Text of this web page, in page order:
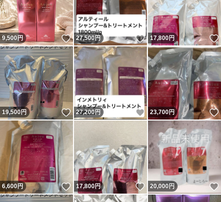
9,500円 いいね！
27,500円 いいね！
17,800円
19,500円 いいね！
27,200円 いいね！
23,700円
6,600円 いいね！
17,800円 いいね！
20,000円